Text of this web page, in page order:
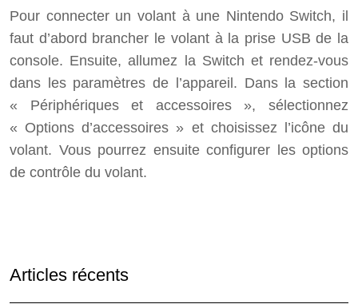
Pour connecter un volant à une Nintendo Switch, il
faut d’abord brancher le volant à la prise USB de la
console. Ensuite, allumez la Switch et rendez-vous
dans les paramètres de l’appareil. Dans la section
« Périphériques et accessoires », sélectionnez
« Options d’accessoires » et choisissez l’icône du
volant. Vous pourrez ensuite configurer les options
de contrôle du volant.
Articles récents